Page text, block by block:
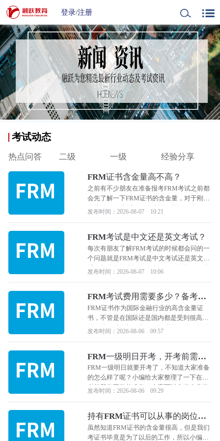
登录/注册
考试动态
热点问答 二级 一级 经验分享
FRM证书含金量高不高？
之前有不少朋友在准备报考FRM考试之前都
会先了解一下FRM证书的含金量，对于刚开
始接触FRM考试的朋友来说可能还不太了
发布时间：2026-08-07 10:21
FRM考试是中文还是英文考试？
每次有朋友了解FRM考试的时候都会问的一
个问题就是FRM考试是中文考试还是英文考
试，相信有很多还在犹豫要不要报考FRM考
和英文考试。
发布时间：2026-08-07 10:06
FRM考试费用需要多少？备考
FRM考试需要多长时间？
FRM证书作为国际金融行业的高含金量证
书，不管是在国际还是国内都是受到很高的
认可的，对于想要考FRM证书的朋友，提前
家把这些信息整理了一下， 下面跟着小编一
起来看看吧！
发布时间：2026-08-06 09:57
FRM一级明日开考，开考前需要
做哪些准备？
FRM一级明日就要开考了，不知道大家准备
的怎么样了呢？小编给大家整理了一下在开
考前我们要做的准备，大家可以参考自身的
发布时间：2026-08-06 09:29
持有FRM证书可以从事的岗位有
哪些？
虽然知道FRM证书的含金量很高，但是我们
考证书毕竟是为了以后的工作，所以小编给